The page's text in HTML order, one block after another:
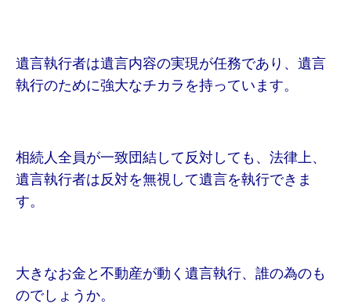
遺言執行者は遺言内容の実現が任務であり、遺言
執行のために強大なチカラを持っています。
相続人全員が一致団結して反対しても、法律上、
遺言執行者は反対を無視して遺言を執行できま
す。
大きなお金と不動産が動く遺言執行、誰の為のも
のでしょうか。